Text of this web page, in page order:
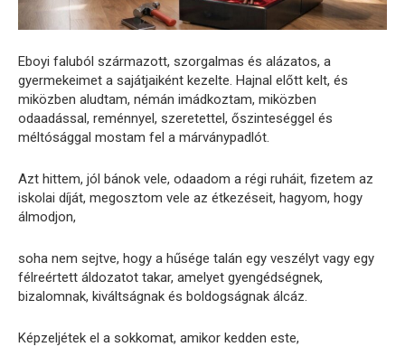
Eboyi faluból származott, szorgalmas és alázatos, a
gyermekeimet a sajátjaiként kezelte. Hajnal előtt kelt, és
miközben aludtam, némán imádkoztam, miközben
odaadással, reménnyel, szeretettel, őszinteséggel és
méltósággal mostam fel a márványpadlót.
Azt hittem, jól bánok vele, odaadom a régi ruháit, fizetem az
iskolai díját, megosztom vele az étkezéseit, hagyom, hogy
álmodjon,
soha nem sejtve, hogy a hűsége talán egy veszélyt vagy egy
félreértett áldozatot takar, amelyet gyengédségnek,
bizalomnak, kiváltságnak és boldogságnak álcáz.
Képzeljétek el a sokkomat, amikor kedden este,